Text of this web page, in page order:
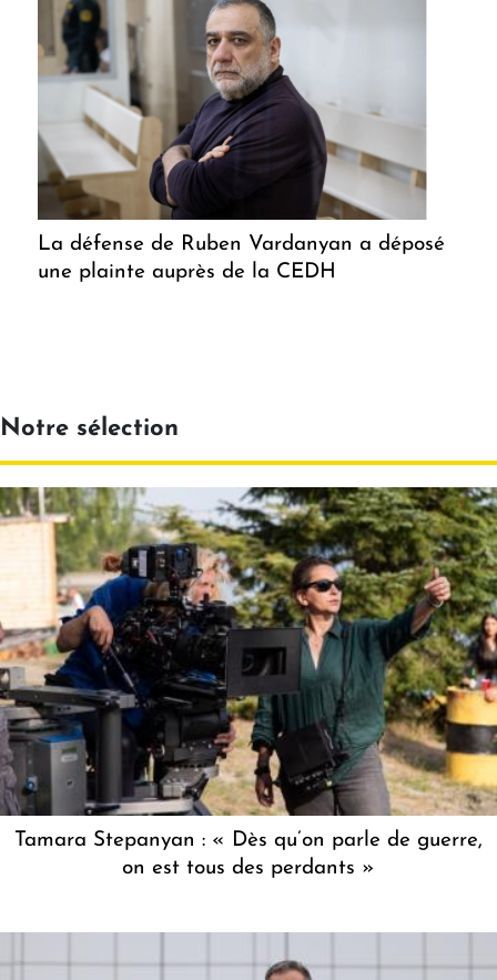
La défense de Ruben Vardanyan a déposé
une plainte auprès de la CEDH
Notre sélection
Tamara Stepanyan : « Dès qu’on parle de guerre,
on est tous des perdants »